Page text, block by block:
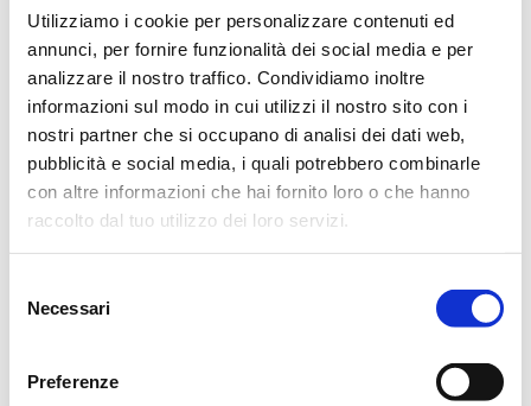
Utilizziamo i cookie per personalizzare contenuti ed
annunci, per fornire funzionalità dei social media e per
analizzare il nostro traffico. Condividiamo inoltre
informazioni sul modo in cui utilizzi il nostro sito con i
nostri partner che si occupano di analisi dei dati web,
pubblicità e social media, i quali potrebbero combinarle
con altre informazioni che hai fornito loro o che hanno
raccolto dal tuo utilizzo dei loro servizi.
delNecessari
Preferenze
Si ringraziano anticipatamente coloro che interverranno alla
cerimonia.
Montalto di Vezzano sul Crostolo, 7 Gennaio 2024
ORARI CASA FUNERARIA
FERIALI
18.30